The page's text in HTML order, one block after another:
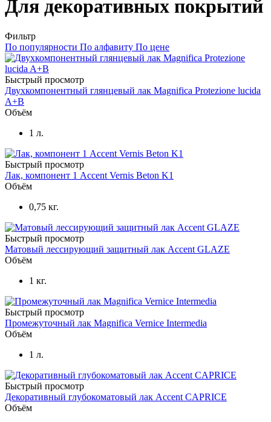
Для декоративных покрытий
Фильтр
По популярности По алфавиту По цене
Быстрый просмотр
Двухкомпонентный глянцевый лак Magnifica Protezione lucida
A+B
Объём
1 л.
Быстрый просмотр
Лак, компонент 1 Accent Vernis Beton K1
Объём
0,75 кг.
Быстрый просмотр
Матовый лессирующий защитный лак Accent GLAZE
Объём
1 кг.
Быстрый просмотр
Промежуточный лак Magnifica Vernice Intermedia
Объём
1 л.
Быстрый просмотр
Декоративный глубокоматовый лак Accent CAPRICE
Объём